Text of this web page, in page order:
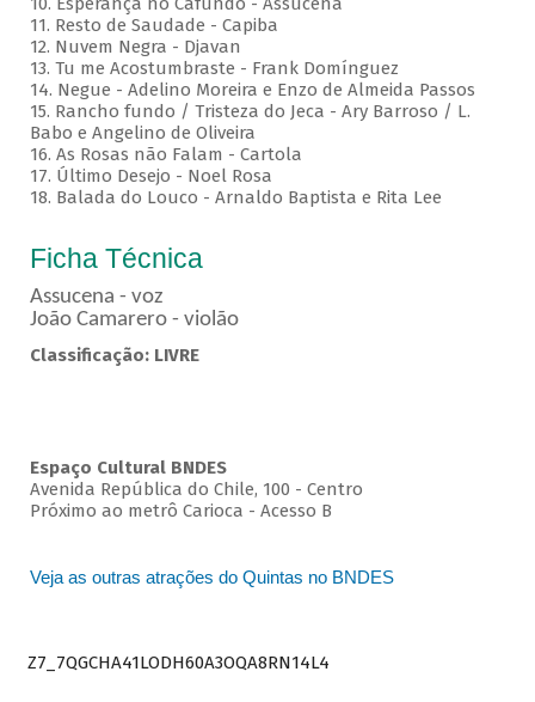
11. Resto de Saudade - Capiba
12. Nuvem Negra - Djavan
13. Tu me Acostumbraste - Frank Domínguez
14. Negue - Adelino Moreira e Enzo de Almeida Passos
15. Rancho fundo / Tristeza do Jeca - Ary Barroso / L.
Babo e Angelino de Oliveira
16. As Rosas não Falam - Cartola
17. Último Desejo - Noel Rosa
18. Balada do Louco - Arnaldo Baptista e Rita Lee
Ficha Técnica
Assucena - voz
João Camarero - violão
Classificação: LIVRE
Espaço Cultural BNDES
Avenida República do Chile, 100 - Centro
Próximo ao metrô Carioca - Acesso B
Veja as outras atrações do Quintas no BNDES
Z7_7QGCHA41LODH60A3OQA8RN14L4